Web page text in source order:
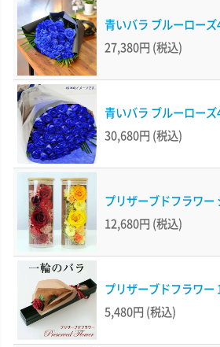
青いバラ ブルーロー
27,380円 (税込)
青いバラ ブルーロー
30,680円 (税込)
プリザーブドフラワー
12,680円 (税込)
プリザーブドフラワー
5,480円 (税込)